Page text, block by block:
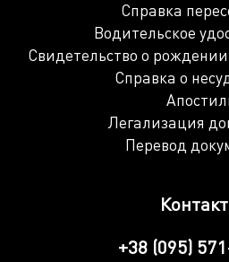
Справка
Водительское
Свидетельство о
Справка о
Легализация
Перевод
+38 (095)